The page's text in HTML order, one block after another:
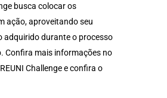
busca colocar os
ação, aproveitando seu
adquirido durante o processo
Confira mais informações no
Challenge e confira o